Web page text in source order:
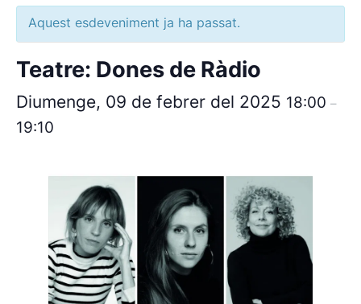
Aquest esdeveniment ja ha passat.
Teatre: Dones de Ràdio
Diumenge, 09 de febrer del 2025 18:00 –
19:10